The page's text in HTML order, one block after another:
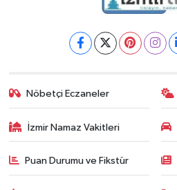
Nöbetçi Eczaneler
İzmir Namaz Vakitleri
Puan Durumu ve Fikstür